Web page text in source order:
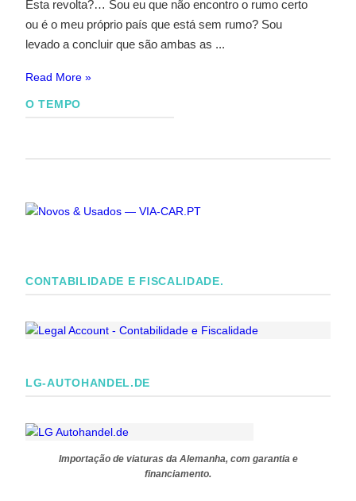
Esta revolta?… Sou eu que não encontro o rumo certo
ou é o meu próprio país que está sem rumo? Sou
levado a concluir que são ambas as ...
Read More »
O TEMPO
CONTABILIDADE E FISCALIDADE.
LG-AUTOHANDEL.DE
Importação de viaturas da Alemanha, com garantia e
financiamento.